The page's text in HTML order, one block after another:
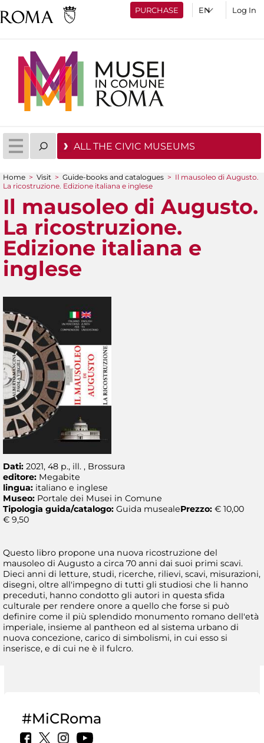
PURCHASE Log In
ALL THE CIVIC MUSEUMS
You are here
Home > Visit > Guide-books and catalogues > Il mausoleo di Augusto.
La ricostruzione. Edizione italiana e inglese
Il mausoleo di Augusto.
La ricostruzione.
Edizione italiana e
inglese
Dati: 2021, 48 p., ill. , Brossura
editore: Megabite
lingua: italiano e inglese
Museo: Portale dei Musei in Comune
Tipologia guida/catalogo: Guida musealePrezzo: € 10,00
€ 9,50
Questo libro propone una nuova ricostruzione del
mausoleo di Augusto a circa 70 anni dai suoi primi scavi.
Dieci anni di letture, studi, ricerche, rilievi, scavi, misurazioni,
disegni, oltre all'impegno di tutti gli studiosi che li hanno
preceduti, hanno condotto gli autori in questa sfida
culturale per rendere onore a quello che forse si può
definire come il più splendido monumento romano dell'età
imperiale, insieme al pantheon ed al sistema urbano di
nuova concezione, carico di simbolismi, in cui esso si
inserisce, e di cui ne è il fulcro.
#MiCRoma